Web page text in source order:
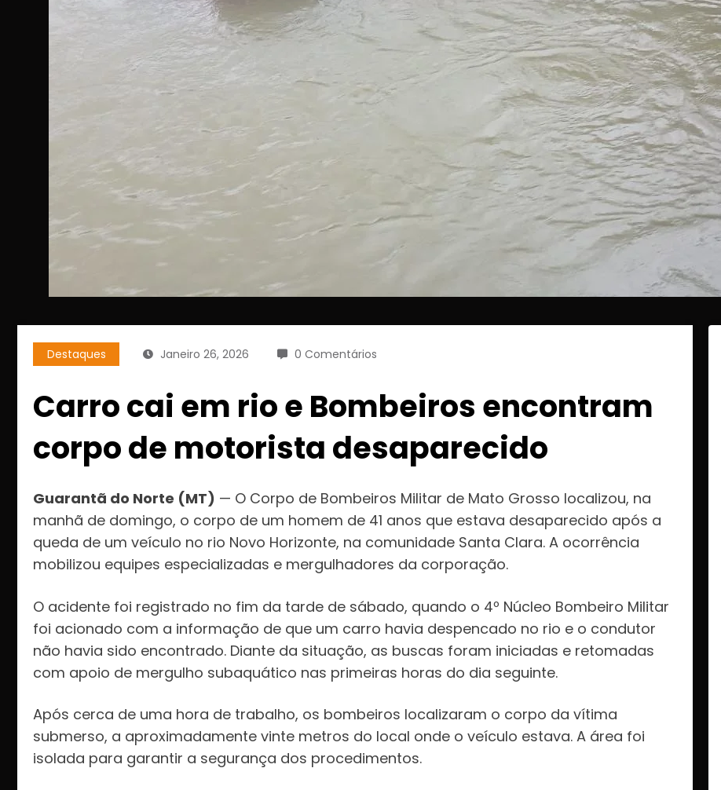
Destaques Janeiro 26, 2026 0 Comentários
Carro cai em rio e Bombeiros encontram
corpo de motorista desaparecido
Guarantã do Norte (MT) — O Corpo de Bombeiros Militar de Mato Grosso localizou, na
manhã de domingo, o corpo de um homem de 41 anos que estava desaparecido após a
queda de um veículo no rio Novo Horizonte, na comunidade Santa Clara. A ocorrência
mobilizou equipes especializadas e mergulhadores da corporação.
O acidente foi registrado no fim da tarde de sábado, quando o 4º Núcleo Bombeiro Militar
foi acionado com a informação de que um carro havia despencado no rio e o condutor
não havia sido encontrado. Diante da situação, as buscas foram iniciadas e retomadas
com apoio de mergulho subaquático nas primeiras horas do dia seguinte.
Após cerca de uma hora de trabalho, os bombeiros localizaram o corpo da vítima
submerso, a aproximadamente vinte metros do local onde o veículo estava. A área foi
isolada para garantir a segurança dos procedimentos.